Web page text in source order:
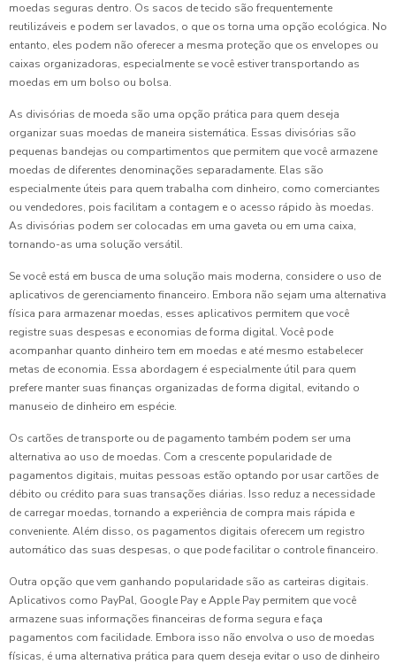
moedas seguras dentro. Os sacos de tecido são frequentemente
reutilizáveis e podem ser lavados, o que os torna uma opção ecológica. No
entanto, eles podem não oferecer a mesma proteção que os envelopes ou
caixas organizadoras, especialmente se você estiver transportando as
moedas em um bolso ou bolsa.
As divisórias de moeda são uma opção prática para quem deseja
organizar suas moedas de maneira sistemática. Essas divisórias são
pequenas bandejas ou compartimentos que permitem que você armazene
moedas de diferentes denominações separadamente. Elas são
especialmente úteis para quem trabalha com dinheiro, como comerciantes
ou vendedores, pois facilitam a contagem e o acesso rápido às moedas.
As divisórias podem ser colocadas em uma gaveta ou em uma caixa,
tornando-as uma solução versátil.
Se você está em busca de uma solução mais moderna, considere o uso de
aplicativos de gerenciamento financeiro. Embora não sejam uma alternativa
física para armazenar moedas, esses aplicativos permitem que você
registre suas despesas e economias de forma digital. Você pode
acompanhar quanto dinheiro tem em moedas e até mesmo estabelecer
metas de economia. Essa abordagem é especialmente útil para quem
prefere manter suas finanças organizadas de forma digital, evitando o
manuseio de dinheiro em espécie.
Os cartões de transporte ou de pagamento também podem ser uma
alternativa ao uso de moedas. Com a crescente popularidade de
pagamentos digitais, muitas pessoas estão optando por usar cartões de
débito ou crédito para suas transações diárias. Isso reduz a necessidade
de carregar moedas, tornando a experiência de compra mais rápida e
conveniente. Além disso, os pagamentos digitais oferecem um registro
automático das suas despesas, o que pode facilitar o controle financeiro.
Outra opção que vem ganhando popularidade são as carteiras digitais.
Aplicativos como PayPal, Google Pay e Apple Pay permitem que você
armazene suas informações financeiras de forma segura e faça
pagamentos com facilidade. Embora isso não envolva o uso de moedas
físicas, é uma alternativa prática para quem deseja evitar o uso de dinheiro